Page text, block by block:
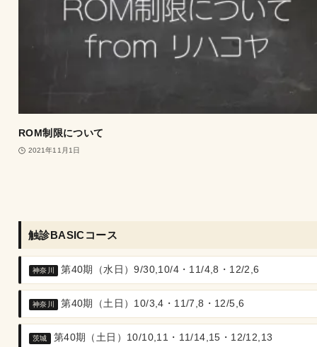
ROM制限について
2021年11月1日
触診BASICコース
神奈川 第40期（水日）9/30,10/4・11/4,8・12/2,6
神奈川 第40期（土日）10/3,4・11/7,8・12/5,6
茨城 第40期（土日）10/10,11・11/14,15・12/12,13